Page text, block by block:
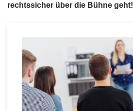
rechtssicher über die Bühne geht!